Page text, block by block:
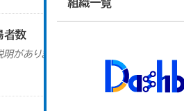
組織一覧
者数
がありません